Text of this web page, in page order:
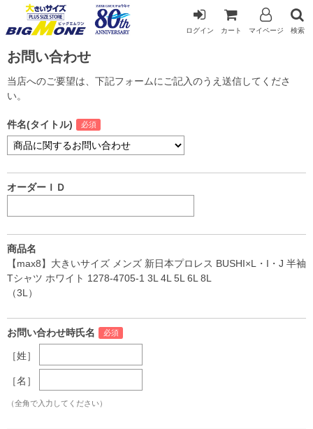
ログイン カート マイページ 検索
お問い合わせ
当店へのご要望は、下記フォームにご記入のうえ送信してくださ
い。
件名(タイトル)
オーダーＩＤ
商品名
【max8】大きいサイズ メンズ 新日本プロレス BUSHI×L・I・J 半袖
Tシャツ ホワイト 1278-4705-1 3L 4L 5L 6L 8L
（3L）
お問い合わせ時氏名
［姓］
［名］
（全角で入力してください）